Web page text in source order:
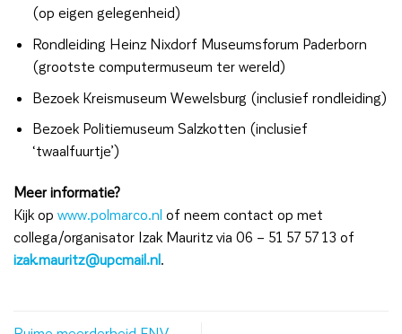
(op eigen gelegenheid)
Rondleiding Heinz Nixdorf Museumsforum Paderborn
(grootste computermuseum ter wereld)
Bezoek Kreismuseum Wewelsburg (inclusief rondleiding)
Bezoek Politiemuseum Salzkotten (inclusief
‘twaalfuurtje’)
Meer informatie?
Kijk op www.polmarco.nl of neem contact op met
collega/organisator Izak Mauritz via 06 – 51 57 57 13 of
izak.mauritz@upcmail.nl.